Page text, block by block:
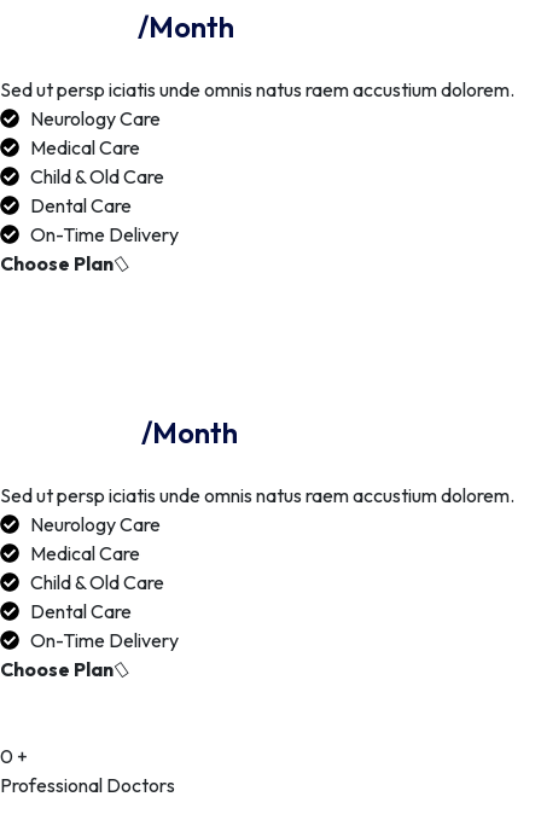
/Month
Sed ut persp iciatis unde omnis natus raem accustium dolorem.
Neurology Care
Medical Care
Child & Old Care
Dental Care
On-Time Delivery
Choose Plan
/Month
Sed ut persp iciatis unde omnis natus raem accustium dolorem.
Neurology Care
Medical Care
Child & Old Care
Dental Care
On-Time Delivery
Choose Plan
0 +
Professional Doctors